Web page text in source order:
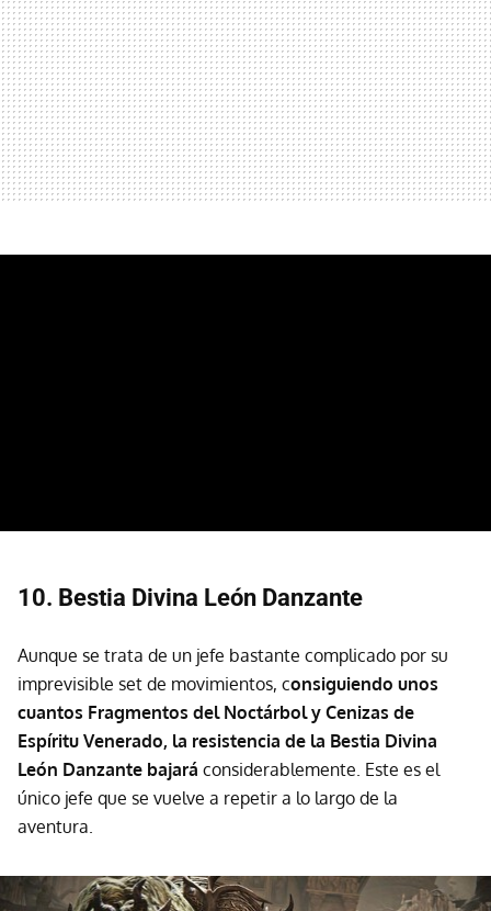
10. Bestia Divina León Danzante
Aunque se trata de un jefe bastante complicado por su
imprevisible set de movimientos, consiguiendo unos
cuantos Fragmentos del Noctárbol y Cenizas de
Espíritu Venerado, la resistencia de la Bestia Divina
León Danzante bajará considerablemente. Este es el
único jefe que se vuelve a repetir a lo largo de la
aventura.